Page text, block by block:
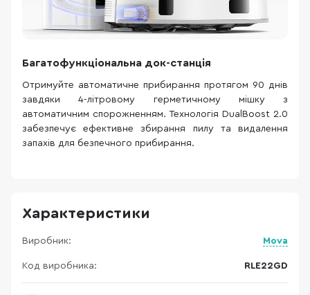
Багатофункціональна док-станція
Отримуйте автоматичне прибирання протягом 90 днів
завдяки 4-літровому герметичному мішку з
автоматичним спорожненням. Технологія DualBoost 2.0
забезпечує ефективне збирання пилу та видалення
запахів для безпечного прибирання.
Характеристики
Виробник: Mova
Код виробника: RLE22GD